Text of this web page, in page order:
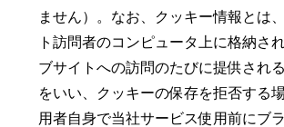
ません）。なお、クッキー情報とは
ト訪問者のコンピュータ上に格納さ
ブサイトへの訪問のたびに提供され
をいい、クッキーの保存を拒否する
用者自身で当社サービス使用前にブ